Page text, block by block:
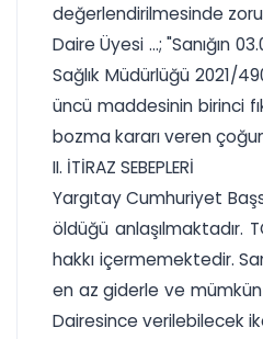
değerlendirilmesinde
Daire Üyesi ...; "Sanığın
Sağlık Müdürlüğü 2021/
üncü maddesinin birinci
bozma kararı veren
II. İTİRAZ SEBEPLERİ
Yargıtay Cumhuriyet
öldüğü anlaşılmaktadır.
hakkı içermemektedir.
en az giderle ve mümkün
Dairesince verilebilecek